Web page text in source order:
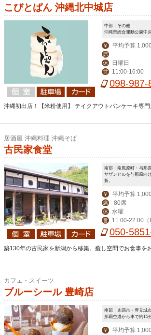
こびとぱん 沖縄北中城店
中部｜その他
沖縄県総合運動公園中
￥ 平均予算
席
休
日曜日
営 11:00-16:00
098-987-
沖縄初出店！【米粉使用】 テイクアウトパンケーキ専
居酒屋 沖縄料理 沖縄そば
古民家食堂
南部｜南風原町・与那
サザンヒルを与那原向
折。
￥ 平均予算
席 80席
休 水曜
営 11:00-22:00（
050-
築130年の古民家を新潟から移築。癒し空間でお食事を
カフェ・スイーツ
ブルーシール 豊崎店
南部｜糸満市・豊見城
那覇空港から車で約15
￥ 平均予算